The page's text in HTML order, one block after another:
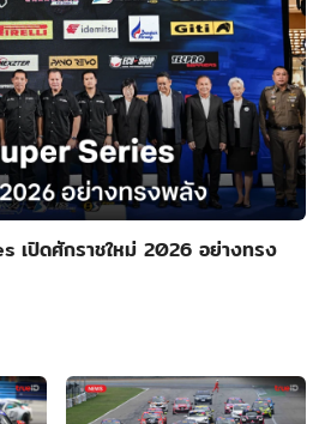
เปิดศักราชใหม่ 2026 อย่างทรง